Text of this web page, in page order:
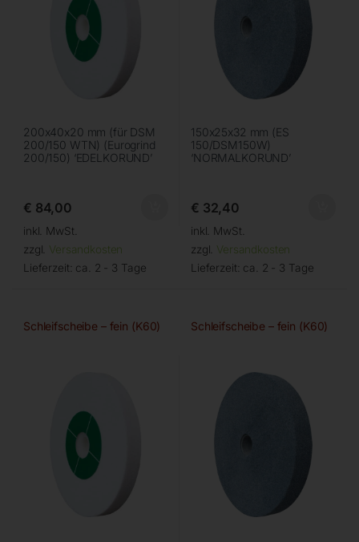
200x40x20 mm (für DSM
200/150 WTN) (Eurogrind
200/150) ‘EDELKORUND’
€ 84,00
inkl. MwSt.
zzgl. Versandkosten
Lieferzeit: ca. 2 - 3 Tage
150x25x32 mm (ES
150/DSM150W)
‘NORMALKORUND’
€ 32,40
inkl. MwSt.
zzgl. Versandkosten
Lieferzeit: ca. 2 - 3 Tage
Schleifscheibe – fein (K60) Schleifscheibe – fein (K60)